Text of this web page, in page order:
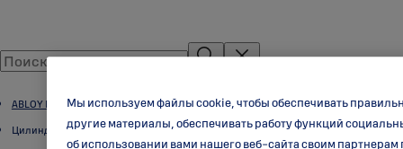
ABLOY Цилиндр
Цилиндр европейского стандарта
Мы используем файлы cookie, чтобы обеспечивать
другие материалы, обеспечивать работу функций
об использовании вами нашего веб-сайта своим